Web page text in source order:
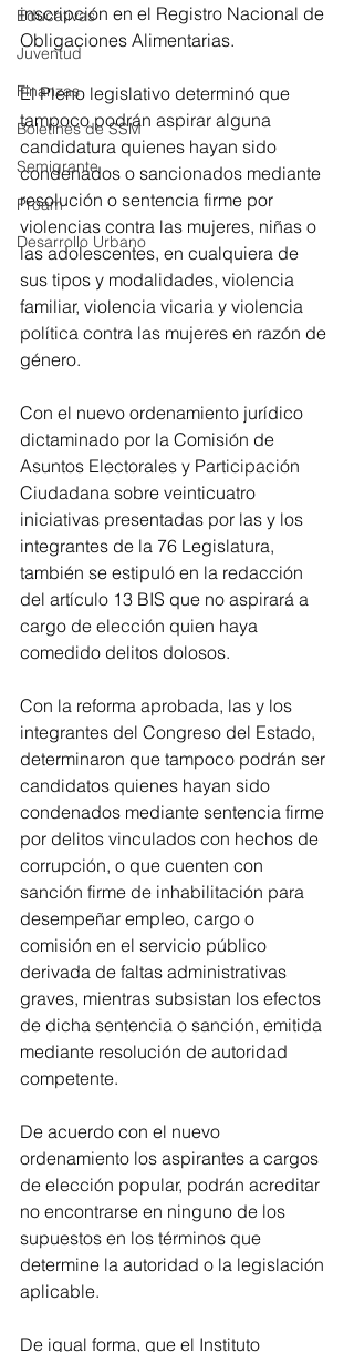
Educativas
Juventud
Finanzas
Boletines de SSM
Semigrante
Proam
Desarrollo Urbano
inscripción en el Registro Nacional de
Obligaciones Alimentarias.
El Pleno legislativo determinó que
tampoco podrán aspirar alguna
candidatura quienes hayan sido
condenados o sancionados mediante
resolución o sentencia firme por
violencias contra las mujeres, niñas o
las adolescentes, en cualquiera de
sus tipos y modalidades, violencia
familiar, violencia vicaria y violencia
política contra las mujeres en razón de
género.
Con el nuevo ordenamiento jurídico
dictaminado por la Comisión de
Asuntos Electorales y Participación
Ciudadana sobre veinticuatro
iniciativas presentadas por las y los
integrantes de la 76 Legislatura,
también se estipuló en la redacción
del artículo 13 BIS que no aspirará a
cargo de elección quien haya
comedido delitos dolosos.
Con la reforma aprobada, las y los
integrantes del Congreso del Estado,
determinaron que tampoco podrán ser
candidatos quienes hayan sido
condenados mediante sentencia firme
por delitos vinculados con hechos de
corrupción, o que cuenten con
sanción firme de inhabilitación para
desempeñar empleo, cargo o
comisión en el servicio público
derivada de faltas administrativas
graves, mientras subsistan los efectos
de dicha sentencia o sanción, emitida
mediante resolución de autoridad
competente.
De acuerdo con el nuevo
ordenamiento los aspirantes a cargos
de elección popular, podrán acreditar
no encontrarse en ninguno de los
supuestos en los términos que
determine la autoridad o la legislación
aplicable.
De igual forma, que el Instituto